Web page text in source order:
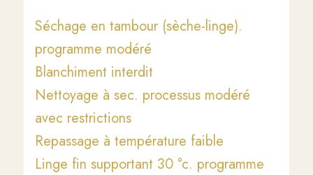
Séchage en tambour (sèche-linge).
programme modéré
Blanchiment interdit
Nettoyage à sec. processus modéré
avec restrictions
Repassage à température faible
Linge fin supportant 30 °c. programme